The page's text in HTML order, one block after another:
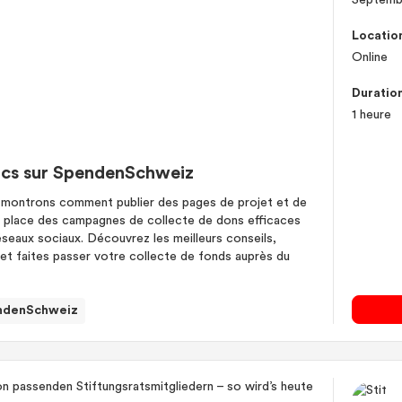
sur SpendenSchweiz
comment publier des pages de projet et de
des campagnes de collecte de dons efficaces
sociaux. Découvrez les meilleurs conseils,
et faites passer votre collecte de fonds auprès du
Online
1 heure